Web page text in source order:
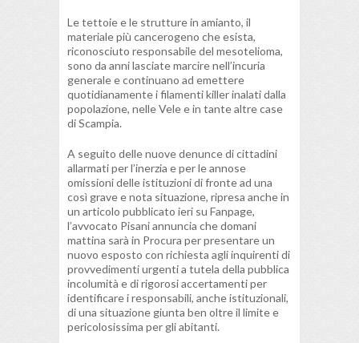
Le tettoie e le strutture in amianto, il
materiale più cancerogeno che esista,
riconosciuto responsabile del mesotelioma,
sono da anni lasciate marcire nell’incuria
generale e continuano ad emettere
quotidianamente i filamenti killer inalati dalla
popolazione, nelle Vele e in tante altre case
di Scampia.
A seguito delle nuove denunce di cittadini
allarmati per l’inerzia e per le annose
omissioni delle istituzioni di fronte ad una
così grave e nota situazione, ripresa anche in
un articolo pubblicato ieri su Fanpage,
l’avvocato Pisani annuncia che domani
mattina sarà in Procura per presentare un
nuovo esposto con richiesta agli inquirenti di
provvedimenti urgenti a tutela della pubblica
incolumità e di rigorosi accertamenti per
identificare i responsabili, anche istituzionali,
di una situazione giunta ben oltre il limite e
pericolosissima per gli abitanti.